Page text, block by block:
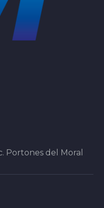
Portones del Moral